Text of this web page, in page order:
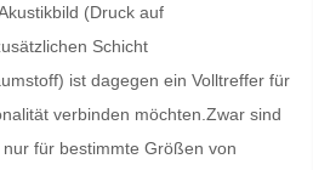
(Druck auf
Schicht
ist dagegen ein Volltreffer für
verbinden möchten.Zwar sind
für bestimmte Größen von